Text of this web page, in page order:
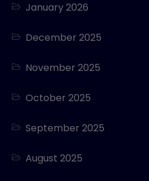
January 2026
December 2025
November 2025
October 2025
September 2025
August 2025